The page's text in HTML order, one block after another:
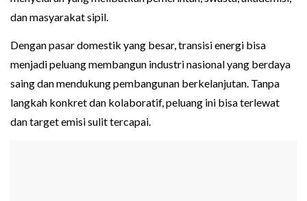
dan masyarakat sipil.
Dengan pasar domestik yang besar, transisi energi bisa
menjadi peluang membangun industri nasional yang berdaya
saing dan mendukung pembangunan berkelanjutan. Tanpa
langkah konkret dan kolaboratif, peluang ini bisa terlewat
dan target emisi sulit tercapai.